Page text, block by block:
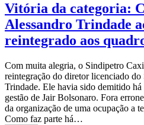
Vitória da categoria:
Alessandro Trindade
reintegrado aos
Com muita alegria, o Sindipetro
reintegração do diretor licenciado
Trindade. Ele havia sido demitido há
gestão de Jair Bolsonaro. Fora
da organização de uma ocupação a
Como faz parte há…